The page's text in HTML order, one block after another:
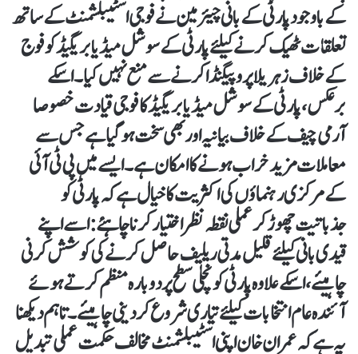
کے باوجود پارٹی کے بانی چیئرمین نے فوجی اسٹیبلشمنٹ کے ساتھ
تعلقات ٹھیک کرنے کیلئے پارٹی کے سوشل میڈیا بریگیڈ کو فوج
کے خلاف زہریلا پروپیگنڈا کرنے سے منع نہیں کیا۔ اسکے
برعکس، پارٹی کے سوشل میڈیا بریگیڈ کا فوجی قیادت خصوصا
آرمی چیف کے خلاف بیانیہ اور بھی سخت ہو گیا ہے جس سے
معاملات مزید خراب ہونے کا امکان ہے۔ ایسے میں پی ٹی آئی
کے مرکزی رہنماؤں کی اکثریت کا خیال ہے کہ پارٹی کو
جذباتیت چھوڑ کر عملی نقطہ نظر اختیار کرنا چاہئے: اسے اپنے
قیدی بانی کیلئے قلیل مدتی ریلیف حاصل کرنے کی کوشش کرنی
چاہیئے، اسکے علاوہ پارٹی کو نچلی سطح پر دوبارہ منظم کرتے ہوئے
آئندہ عام انتخابات کیلئے تیاری شروع کر دینی چاہیئے۔ تاہم دیکھنا
یہ ہے کہ عمران خان اپنی اسٹیبلشمنٹ مخالف حکمت عملی تبدیل